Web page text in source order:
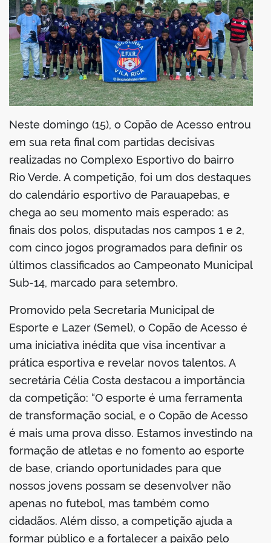
Neste domingo (15), o Copão de Acesso entrou
em sua reta final com partidas decisivas
realizadas no Complexo Esportivo do bairro
Rio Verde. A competição, foi um dos destaques
do calendário esportivo de Parauapebas, e
chega ao seu momento mais esperado: as
finais dos polos, disputadas nos campos 1 e 2,
com cinco jogos programados para definir os
últimos classificados ao Campeonato Municipal
Sub-14, marcado para setembro.
Promovido pela Secretaria Municipal de
Esporte e Lazer (Semel), o Copão de Acesso é
uma iniciativa inédita que visa incentivar a
prática esportiva e revelar novos talentos. A
secretária Célia Costa destacou a importância
da competição: “O esporte é uma ferramenta
de transformação social, e o Copão de Acesso
é mais uma prova disso. Estamos investindo na
formação de atletas e no fomento ao esporte
de base, criando oportunidades para que
nossos jovens possam se desenvolver não
apenas no futebol, mas também como
cidadãos. Além disso, a competição ajuda a
formar público e a fortalecer a paixão pelo